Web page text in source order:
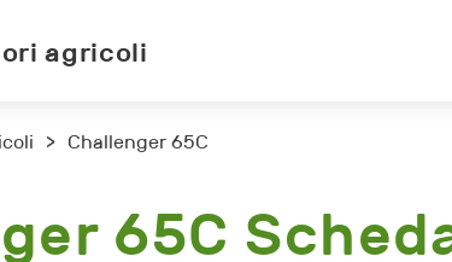
agricoli
> Challenger 65C
65C